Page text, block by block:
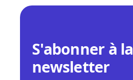
S'abonner à la
newsletter